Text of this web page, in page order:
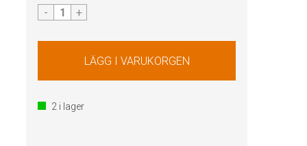
- +
2 i lager